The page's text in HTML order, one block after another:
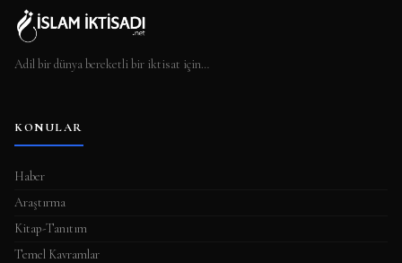
Adil bir dünya bereketli bir iktisat için…
KONULAR
Haber
Araştırma
Kitap-Tanıtım
Temel Kavramlar